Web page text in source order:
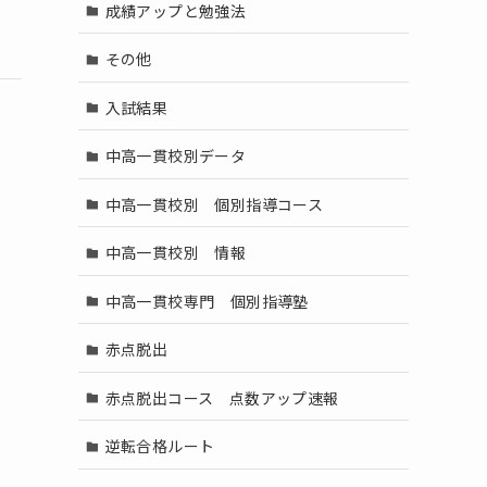
成績アップと勉強法
その他
入試結果
中高一貫校別データ
中高一貫校別 個別指導コース
中高一貫校別 情報
中高一貫校専門 個別指導塾
赤点脱出
赤点脱出コース 点数アップ速報
逆転合格ルート